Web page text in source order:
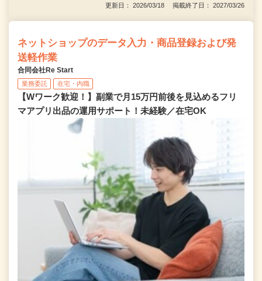
更新日： 2026/03/18 掲載終了日： 2027/03/26
ネットショップのデータ入力・商品登録および発
送軽作業
合同会社Re Start
業務委託 在宅・内職
【Wワーク歓迎！】副業で月15万円前後を見込めるフリ
マアプリ出品の運用サポート！未経験／在宅OK